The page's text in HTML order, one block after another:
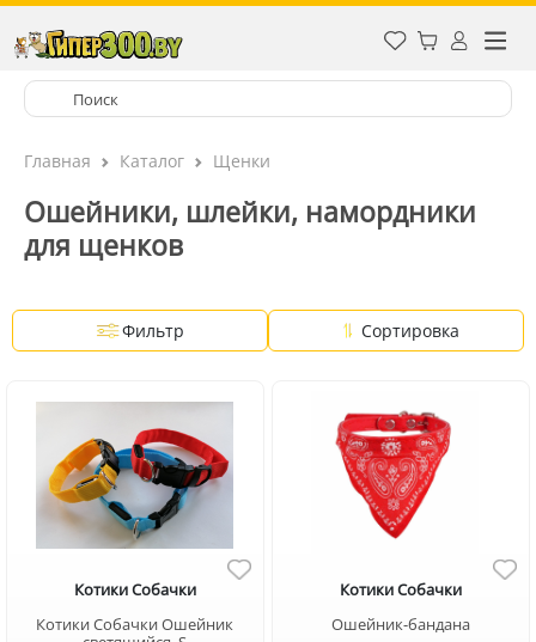
Главная Каталог Щенки
Ошейники, шлейки, намордники
для щенков
Фильтр Сортировка
Котики Собачки
Котики Собачки Ошейник
Котики Собачки
Ошейник-бандана